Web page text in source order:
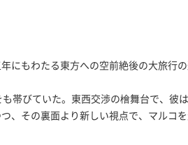
もわたる東方への空前絶後の大旅行の
帯びていた。東西交渉の檜舞台で、彼
、その裏面より新しい視点で、マルコ